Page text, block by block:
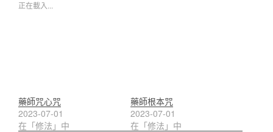
正在載入...
藥師咒心咒
2023-07-01
在「修法」中
藥師根本咒
2023-07-01
在「修法」中